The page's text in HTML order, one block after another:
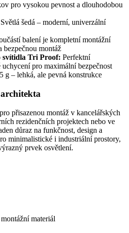
pro vysokou pevnost a dlouhodobou
Světlá šedá – moderní, univerzální
balení je kompletní montážní
bezpečnou montáž
svítidla Tri Proof: Perfektní
pro maximální bezpečnost
g – lehká, ale pevná konstrukce
přisazenou montáž v kancelářských
rezidenčních projektech nebo ve
důraz na funkčnost, design a
minimalistické i industriální prostory,
prvek osvětlení.
materiál